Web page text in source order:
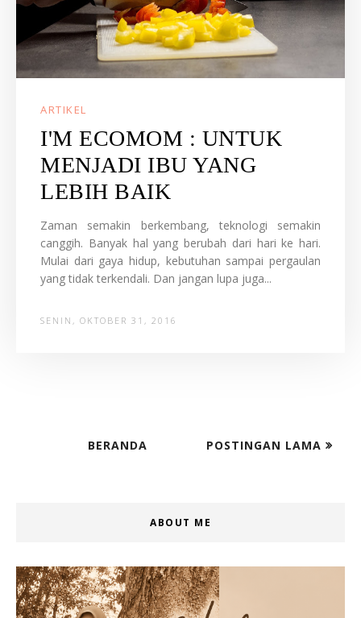
ARTIKEL
I'M ECOMOM : UNTUK
MENJADI IBU YANG
LEBIH BAIK
Zaman semakin berkembang, teknologi semakin
canggih. Banyak hal yang berubah dari hari ke hari.
Mulai dari gaya hidup, kebutuhan sampai pergaulan
yang tidak terkendali. Dan jangan lupa juga...
SENIN, OKTOBER 31, 2016
POSTINGAN LAMA
BERANDA
ABOUT ME